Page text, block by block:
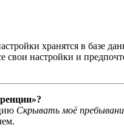
хранятся в
свои настройки и
Скрывать моё